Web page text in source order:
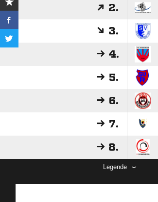
2.
3.
4.
5.
6.
7.
8.
Legende